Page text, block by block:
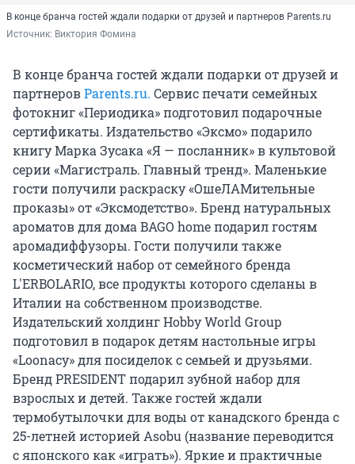
В конце бранча гостей ждали подарки от друзей и партнеров Parents.ru
Источник: Виктория Фомина
В конце бранча гостей ждали подарки от друзей и
партнеровParents.ru. Сервис печати семейных
фотокниг «Периодика» подготовил подарочные
сертификаты. Издательство «Эксмо» подарило
книгу Марка Зусака «Я — посланник» в культовой
серии «Магистраль. Главный тренд». Маленькие
гости получили раскраску «ОшеЛАМительные
проказы» от «Эксмодетство». Бренд натуральных
ароматов для дома BAGO home подарил гостям
аромадиффузоры. Гости получили также
косметический набор от семейного бренда
L'ERBOLARIO, все продукты которого сделаны в
Италии на собственном производстве.
Издательский холдинг Hobby World Group
подготовил в подарок детям настольные игры
«Loonacy» для посиделок с семьей и друзьями.
Бренд PRESIDENT подарил зубной набор для
взрослых и детей. Также гостей ждали
термобутылочки для воды от канадского бренда с
25-летней историей Asobu (название переводится
с японского как «играть»). Яркие и практичные